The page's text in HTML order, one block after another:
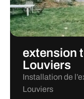
extension
Louviers
Installation de
Louviers